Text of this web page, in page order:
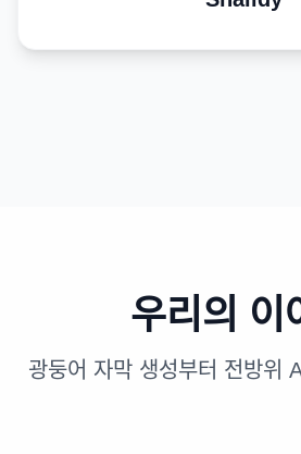
우리의 이
광둥어 자막 생성부터 전방위